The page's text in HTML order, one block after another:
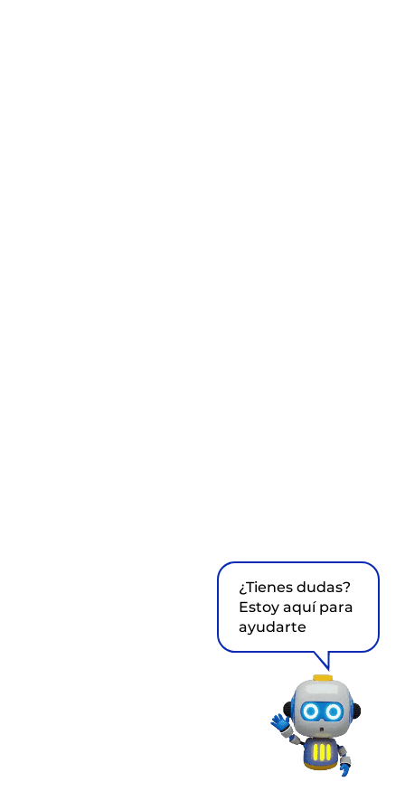
¿Tienes dudas?
Estoy aquí para
ayudarte